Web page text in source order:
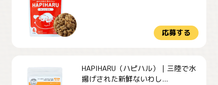
応募する
HAPIHARU（ハピハル）｜三陸で水
揚げされた新鮮ないわし...